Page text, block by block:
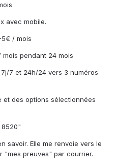
avec mobile.
/ mois
pendant 24 mois
7 et 24h/24 vers 3 numéros
des options sélectionnées
8520"
savoir. Elle me renvoie vers le
"mes preuves" par courrier.